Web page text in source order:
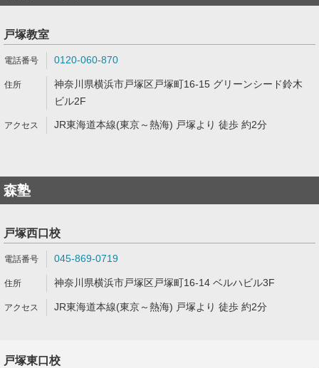
戸塚教室
0120-060-870
神奈川県横浜市戸塚区戸塚町16-15 グリーンシード鈴木
ビル2F
JR東海道本線(東京～熱海) 戸塚より 徒歩 約2分
森塾
戸塚西口校
045-869-0719
神奈川県横浜市戸塚区戸塚町16-14 ベルハビル3F
JR東海道本線(東京～熱海) 戸塚より 徒歩 約2分
戸塚東口校